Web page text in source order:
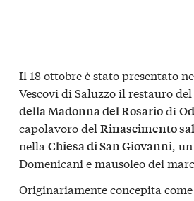
Il 18 ottobre è stato presentato
Vescovi di Saluzzo il restauro
della Madonna del Rosariodi
capolavoro del Rinascimento
nella Chiesa di San Giovanni,
Domenicani e mausoleo dei
Originariamente concepita come